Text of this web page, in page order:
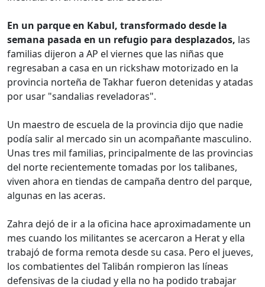
En un parque en Kabul, transformado desde la
semana pasada en un refugio para desplazados, las
familias dijeron a AP el viernes que las niñas que
regresaban a casa en un rickshaw motorizado en la
provincia norteña de Takhar fueron detenidas y atadas
por usar "sandalias reveladoras".
Un maestro de escuela de la provincia dijo que nadie
podía salir al mercado sin un acompañante masculino.
Unas tres mil familias, principalmente de las provincias
del norte recientemente tomadas por los talibanes,
viven ahora en tiendas de campaña dentro del parque,
algunas en las aceras.
Zahra dejó de ir a la oficina hace aproximadamente un
mes cuando los militantes se acercaron a Herat y ella
trabajó de forma remota desde su casa. Pero el jueves,
los combatientes del Talibán rompieron las líneas
defensivas de la ciudad y ella no ha podido trabajar